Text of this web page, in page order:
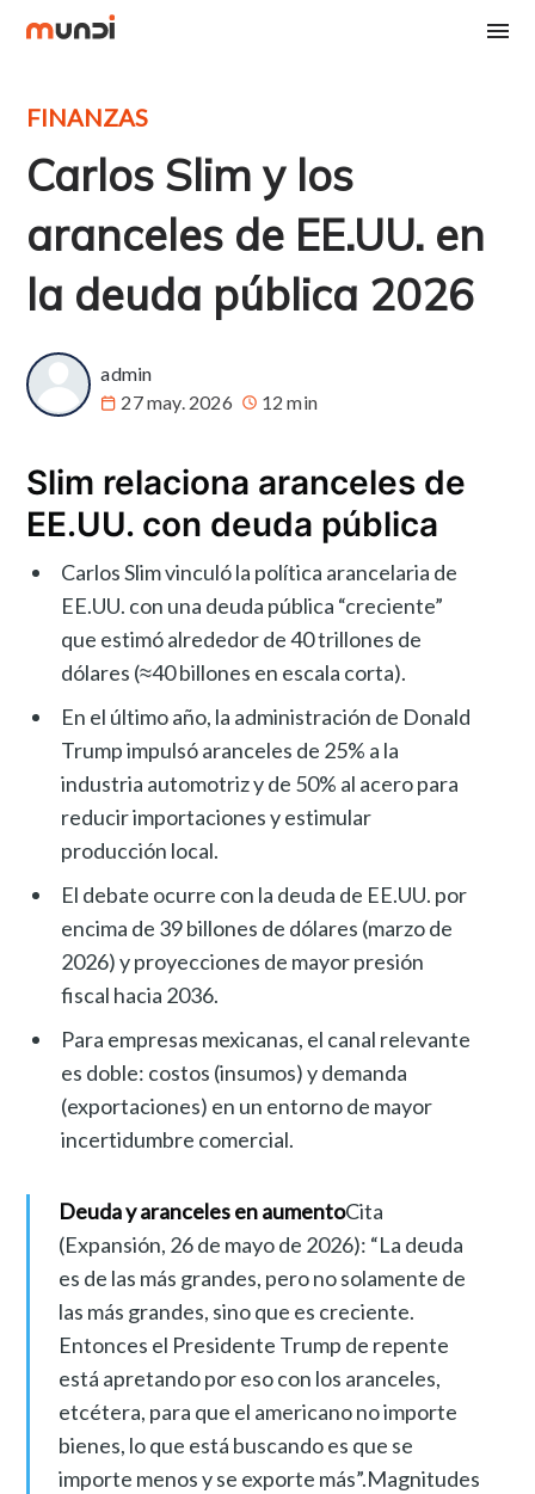
FINANZAS
Carlos Slim y los
aranceles de EE.UU. en
la deuda pública 2026
admin
27 may. 2026
12 min
Slim relaciona aranceles de
EE.UU. con deuda pública
Carlos Slim vinculó la política arancelaria de
EE.UU. con una deuda pública “creciente”
que estimó alrededor de 40 trillones de
dólares (≈40 billones en escala corta).
En el último año, la administración de Donald
Trump impulsó aranceles de 25% a la
industria automotriz y de 50% al acero para
reducir importaciones y estimular
producción local.
El debate ocurre con la deuda de EE.UU. por
encima de 39 billones de dólares (marzo de
2026) y proyecciones de mayor presión
fiscal hacia 2036.
Para empresas mexicanas, el canal relevante
es doble: costos (insumos) y demanda
(exportaciones) en un entorno de mayor
incertidumbre comercial.
Deuda y aranceles en aumentoCita
(Expansión, 26 de mayo de 2026): “La deuda
es de las más grandes, pero no solamente de
las más grandes, sino que es creciente.
Entonces el Presidente Trump de repente
está apretando por eso con los aranceles,
etcétera, para que el americano no importe
bienes, lo que está buscando es que se
importe menos y se exporte más”.Magnitudes